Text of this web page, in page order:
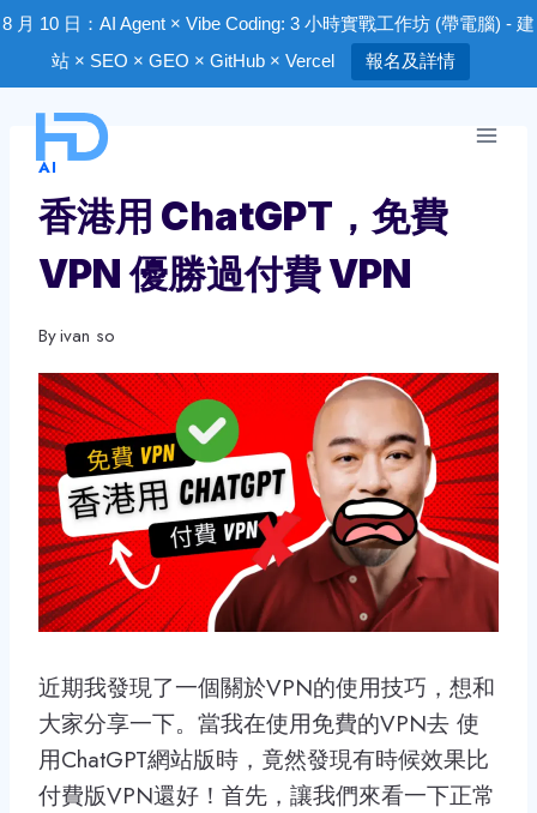
8 月 10 日：AI Agent × Vibe Coding: 3 小時實戰工作坊 (帶電腦) - 建
站 × SEO × GEO × GitHub × Vercel
報名及詳情
content
AI
香港用 ChatGPT，免費
VPN 優勝過付費 VPN
Byivan so
近期我發現了一個關於VPN的使用技巧，想和
大家分享一下。當我在使用免費的VPN去 使
用ChatGPT網站版時，竟然發現有時候效果比
付費版VPN還好！首先，讓我們來看一下正常